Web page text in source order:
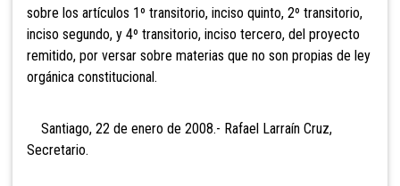
sobre los artículos 1º transitorio, inciso quinto, 2º transitorio,
inciso segundo, y 4º transitorio, inciso tercero, del proyecto
remitido, por versar sobre materias que no son propias de ley
orgánica constitucional.
Santiago, 22 de enero de 2008.- Rafael Larraín Cruz,
Secretario.